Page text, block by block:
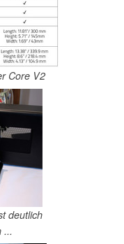
Core V2
deutlich
...